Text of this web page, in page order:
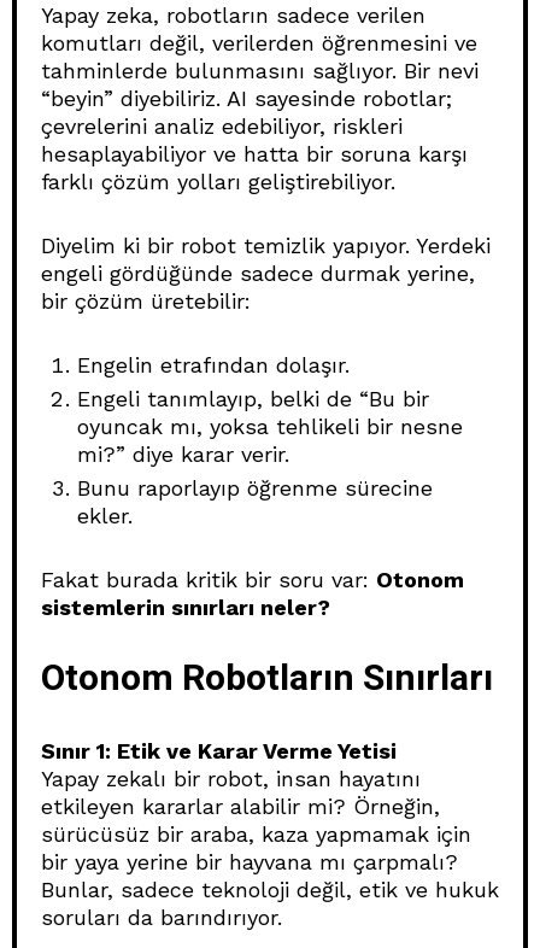
Yapay zeka, robotların sadece verilen
komutları değil, verilerden öğrenmesini ve
tahminlerde bulunmasını sağlıyor. Bir nevi
“beyin” diyebiliriz. AI sayesinde robotlar;
çevrelerini analiz edebiliyor, riskleri
hesaplayabiliyor ve hatta bir soruna karşı
farklı çözüm yolları geliştirebiliyor.
Diyelim ki bir robot temizlik yapıyor. Yerdeki
engeli gördüğünde sadece durmak yerine,
bir çözüm üretebilir:
Engelin etrafından dolaşır.
Engeli tanımlayıp, belki de “Bu bir
oyuncak mı, yoksa tehlikeli bir nesne
mi?” diye karar verir.
Bunu raporlayıp öğrenme sürecine
ekler.
Fakat burada kritik bir soru var: Otonom
sistemlerin sınırları neler?
Otonom Robotların Sınırları
Sınır 1: Etik ve Karar Verme Yetisi
Yapay zekalı bir robot, insan hayatını
etkileyen kararlar alabilir mi? Örneğin,
sürücüsüz bir araba, kaza yapmamak için
bir yaya yerine bir hayvana mı çarpmalı?
Bunlar, sadece teknoloji değil, etik ve hukuk
soruları da barındırıyor.